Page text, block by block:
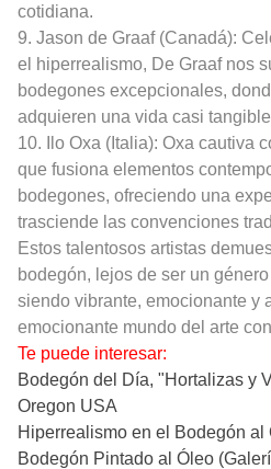
cotidiana.
9. Jason de Graaf (Canadá):
el hiperrealismo, De Graaf nos
bodegones excepcionales,
adquieren una vida casi
10. Ilo Oxa (Italia): Oxa cautiva
que fusiona elementos
bodegones, ofreciendo una
trasciende las convenciones
Estos talentosos artistas
bodegón, lejos de ser un
siendo vibrante, emocionante y
emocionante mundo del arte
Te puede interesar:
Bodegón del Día, "Hortalizas y
Oregon USA
Hiperrealismo en el Bodegón
Bodegón Pintado al Óleo